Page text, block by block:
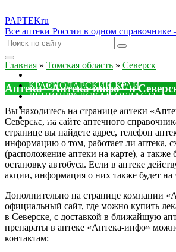
PAPTEKru
Все аптеки России в одном справочнике
КРАСНОДАРСКИЙ КРАЙ
ЛЕНИНГРАДСКАЯ ОБЛАСТЬ
ДРУГИЕ
Главная » Томская область » Северск
Аптека "Аптека-инфо" в
Вы находитесь на странице аптеки
Северске, на сайте аптечного
странице вы найдете адрес, телефон
информацию о том, работает ли аптека,
(расположение аптеки на карте), а
остановку автобуса. Если в аптеке
акции, информация о них также будет на
Дополнительно на странице компании
официальный сайт, где можно купить
в Северске, с доставкой в ближайшую
препараты в аптеке «Аптека-инфо»
контактам: